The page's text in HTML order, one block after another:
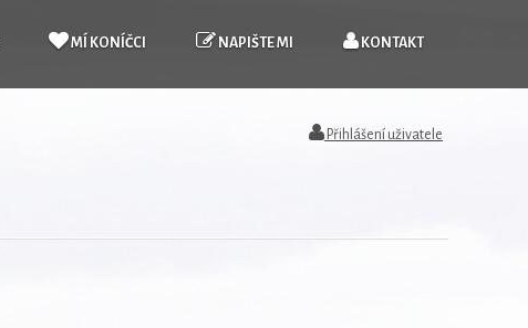
MÍ KONÍČCI NAPIŠTE MI KONTAKT
Přihlášení uživatele